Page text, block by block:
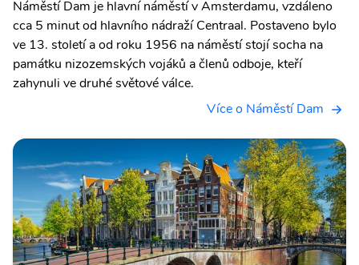
Náměstí Dam je hlavní náměstí v Amsterdamu, vzdáleno
cca 5 minut od hlavního nádraží Centraal. Postaveno bylo
ve 13. století a od roku 1956 na náměstí stojí socha na
památku nizozemských vojáků a členů odboje, kteří
zahynuli ve druhé světové válce.
Více o Náměstí Dam